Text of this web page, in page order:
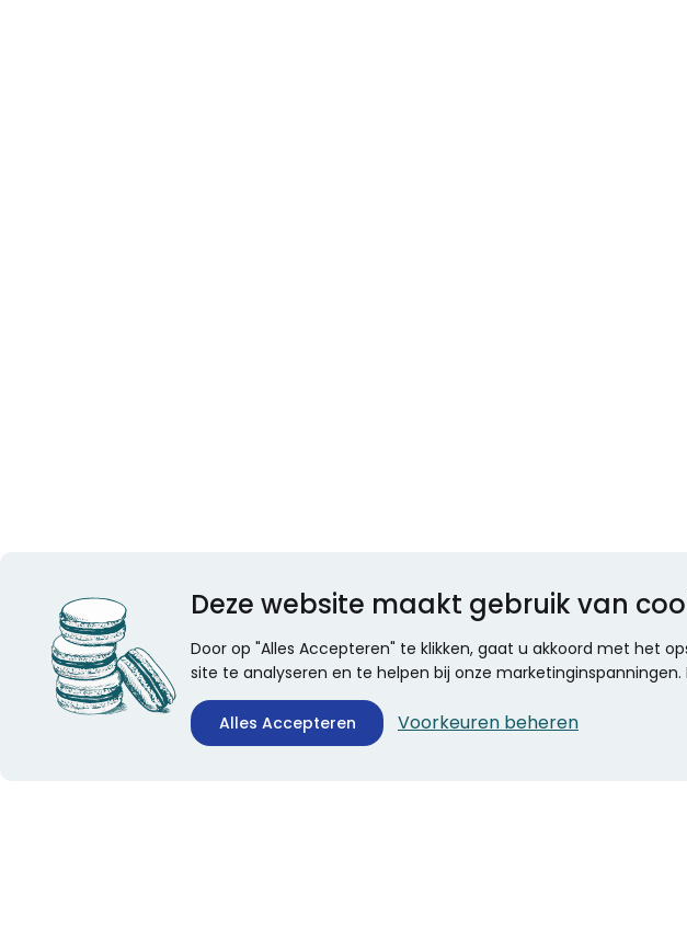
Deze website maakt gebruik van
Door op "Alles Accepteren" te klikken, gaat u akkoord met het
site te analyseren en te helpen bij onze
Alles Accepteren Voorkeuren beheren